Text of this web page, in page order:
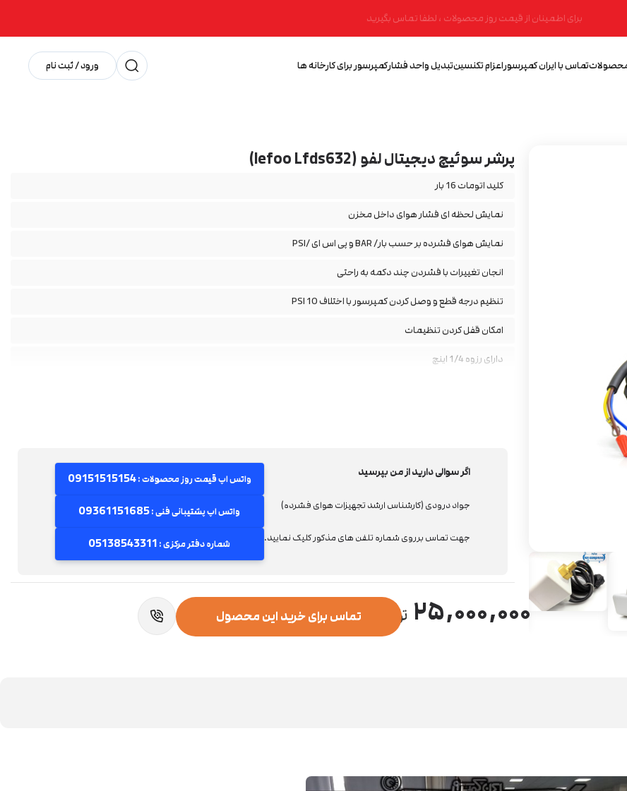
برای اطمینان از قیمت روز محصولات ، لطفا تماس بگیرید
تماس با ایران کمپرسوراعزام تکنسینتبدیل واحد فشارکمپرسور برای کارخانه ها ورود / ثبت نام
پرشر سوئیچ دیجیتال لفو (lefoo Lfds632)
کلید اتومات 16 بار
نمایش لحظه ای فشار هوای داخل مخزن
نمایش هوای فشرده بر حسب بار/ BAR و پی اس ای /PSI
انجان تغییرات با فشردن چند دکمه به راحتی
تنظیم درجه قطع و وصل کردن کمپرسور با اختلاف 10 PSI
امکان قفل کردن تنظیمات
دارای رزوه 1/4 اینچ
اگر سوالی دارید از من بپرسید
جواد درودی (کارشناس ارشد تجهیزات هوای فشرده)
جهت تماس برروی شماره تلفن های مذکور کلیک نمایید.
واتس اپ قیمت روز محصولات :09151515154
واتس اپ پشتیبانی فنی :09361151685
شماره دفتر مرکزی : 05138543311
۲۵,۰۰۰,۰۰۰ تماس برای خرید این محصول